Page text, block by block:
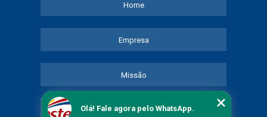
Home
Empresa
Missão
Serviços
Olá! Fale agora pelo WhatsApp.